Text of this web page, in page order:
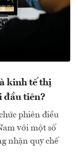
kinh tế thị
đầu tiên?
phiên điều
với một số
nhận quy chế